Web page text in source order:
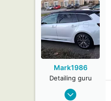
Mark1986
Detailing guru
12 jun 2010